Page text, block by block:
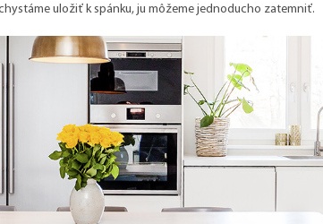
uložiť k spánku, ju môžeme jednoducho zatemniť.